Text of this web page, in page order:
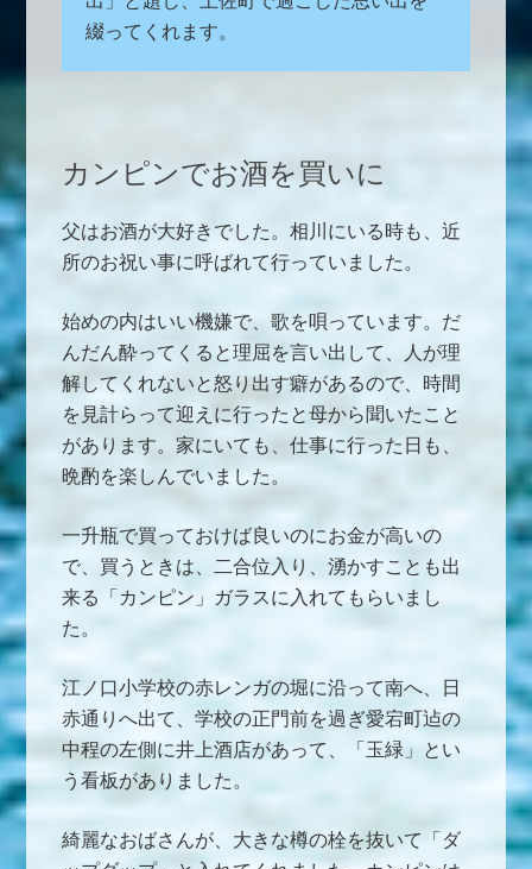
綴ってくれます。
カンピンでお酒を買いに
父はお酒が大好きでした。相川にいる時も、近
所のお祝い事に呼ばれて行っていました。
始めの内はいい機嫌で、歌を唄っています。だ
んだん酔ってくると理屈を言い出して、人が理
解してくれないと怒り出す癖があるので、時間
を見計らって迎えに行ったと母から聞いたこと
があります。家にいても、仕事に行った日も、
晩酌を楽しんでいました。
一升瓶で買っておけば良いのにお金が高いの
で、買うときは、二合位入り、湧かすことも出
来る「カンピン」ガラスに入れてもらいまし
た。
江ノ口小学校の赤レンガの堀に沿って南へ、日
赤通りへ出て、学校の正門前を過ぎ愛宕町迠の
中程の左側に井上酒店があって、「玉緑」とい
う看板がありました。
綺麗なおばさんが、大きな樽の栓を抜いて「ダ